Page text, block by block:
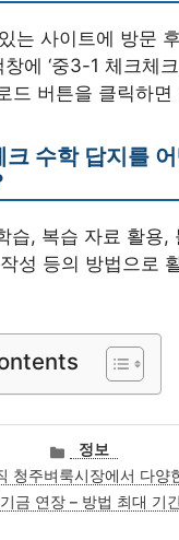
는 사이트에 방문
에 ‘중3-1 체크체
드 버튼을 클릭하면
수학 답지를
습, 복습 자료 활용,
성 등의 방법으로
카
테
고
리
정보
청주벼룩시장에서 다양
금 연장 – 방법 최대 기